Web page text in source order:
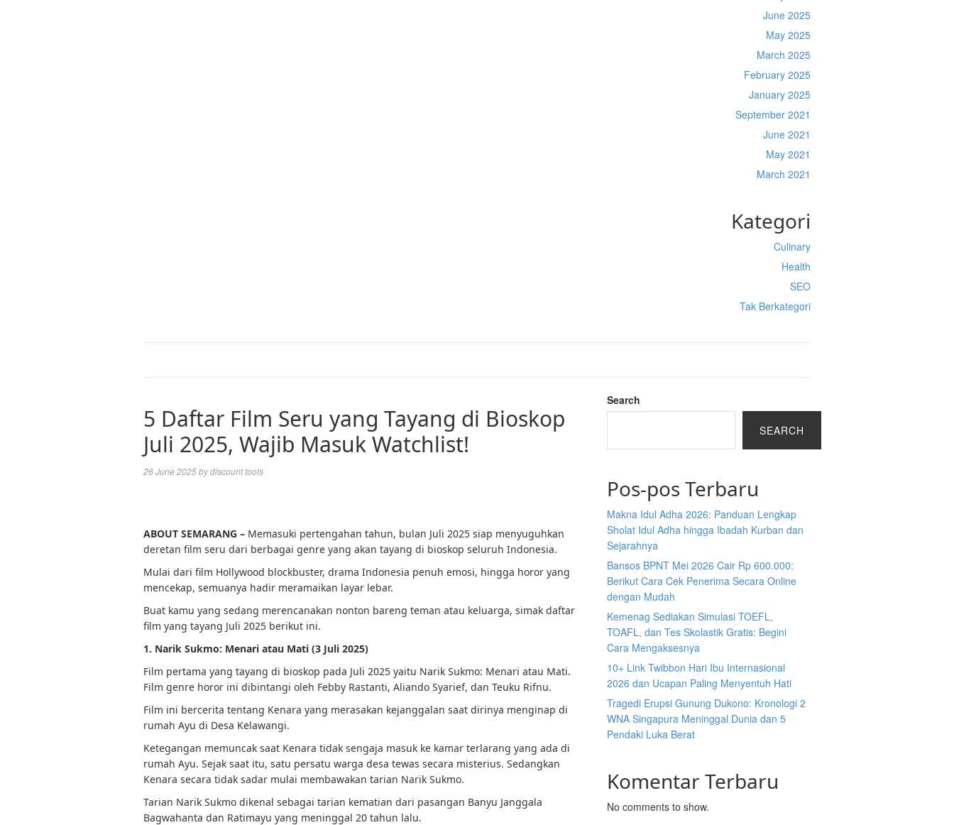
June 2025
May 2025
March 2025
February 2025
January 2025
September 2021
June 2021
May 2021
March 2021
Kategori
Culinary
Health
SEO
Tak Berkategori
5 Daftar Film Seru yang Tayang di Bioskop
Juli 2025, Wajib Masuk Watchlist!
26 June 2025bydiscount tools
ABOUT SEMARANG – Memasuki pertengahan tahun, bulan Juli 2025 siap menyuguhkan
deretan film seru dari berbagai genre yang akan tayang di bioskop seluruh Indonesia.
Mulai dari film Hollywood blockbuster, drama Indonesia penuh emosi, hingga horor yang
mencekap, semuanya hadir meramaikan layar lebar.
Buat kamu yang sedang merencanakan nonton bareng teman atau keluarga, simak daftar
film yang tayang Juli 2025 berikut ini.
1. Narik Sukmo: Menari atau Mati (3 Juli 2025)
Film pertama yang tayang di bioskop pada Juli 2025 yaitu Narik Sukmo: Menari atau Mati.
Film genre horor ini dibintangi oleh Febby Rastanti, Aliando Syarief, dan Teuku Rifnu.
Film ini bercerita tentang Kenara yang merasakan kejanggalan saat dirinya menginap di
rumah Ayu di Desa Kelawangi.
Ketegangan memuncak saat Kenara tidak sengaja masuk ke kamar terlarang yang ada di
rumah Ayu. Sejak saat itu, satu persatu warga desa tewas secara misterius. Sedangkan
Kenara secara tidak sadar mulai membawakan tarian Narik Sukmo.
Tarian Narik Sukmo dikenal sebagai tarian kematian dari pasangan Banyu Janggala
Bagwahanta dan Ratimayu yang meninggal 20 tahun lalu.
Search
SEARCH
Pos-pos Terbaru
Makna Idul Adha 2026: Panduan Lengkap
Sholat Idul Adha hingga Ibadah Kurban dan
Sejarahnya
Bansos BPNT Mei 2026 Cair Rp 600.000:
Berikut Cara Cek Penerima Secara Online
dengan Mudah
Kemenag Sediakan Simulasi TOEFL,
TOAFL, dan Tes Skolastik Gratis: Begini
Cara Mengaksesnya
10+ Link Twibbon Hari Ibu Internasional
2026 dan Ucapan Paling Menyentuh Hati
Tragedi Erupsi Gunung Dukono: Kronologi 2
WNA Singapura Meninggal Dunia dan 5
Pendaki Luka Berat
Komentar Terbaru
No comments to show.